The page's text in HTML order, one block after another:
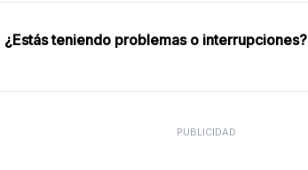
¿Estás teniendo problemas o interrupciones?
PUBLICIDAD